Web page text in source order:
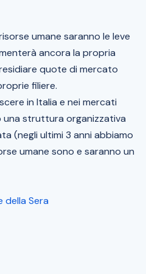
umane saranno le leve
ancora la propria
quote di mercato
filiere.
in Italia e nei mercati
una struttura organizzativa
(negli ultimi 3 anni abbiamo
umane sono e saranno un
della Sera